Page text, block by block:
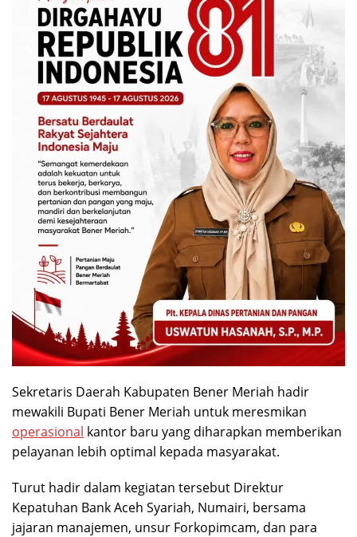
Sekretaris Daerah Kabupaten Bener Meriah hadir
mewakili Bupati Bener Meriah untuk meresmikan
operasional kantor baru yang diharapkan memberikan
pelayanan lebih optimal kepada masyarakat.
Turut hadir dalam kegiatan tersebut Direktur
Kepatuhan Bank Aceh Syariah, Numairi, bersama
jajaran manajemen, unsur Forkopimcam, dan para